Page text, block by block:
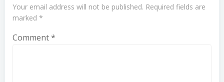
Your email address will not be published. Required fields are
marked *
Comment*